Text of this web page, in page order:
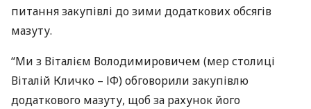
питання закупівлі до зими додаткових обсягів
мазуту.
“Ми з Віталієм Володимировичем (мер столиці
Віталій Кличко – ІФ) обговорили закупівлю
додаткового мазуту, щоб за рахунок його